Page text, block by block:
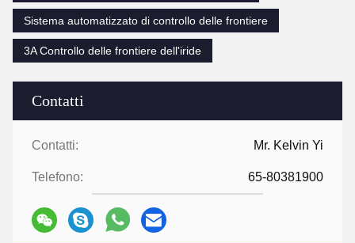
Contatti
Contatti: Mr. Kelvin Yi
Telefono: 65-80381900
Sistema automatizzato di controllo delle frontiere
3A Controllo delle frontiere dell'iride